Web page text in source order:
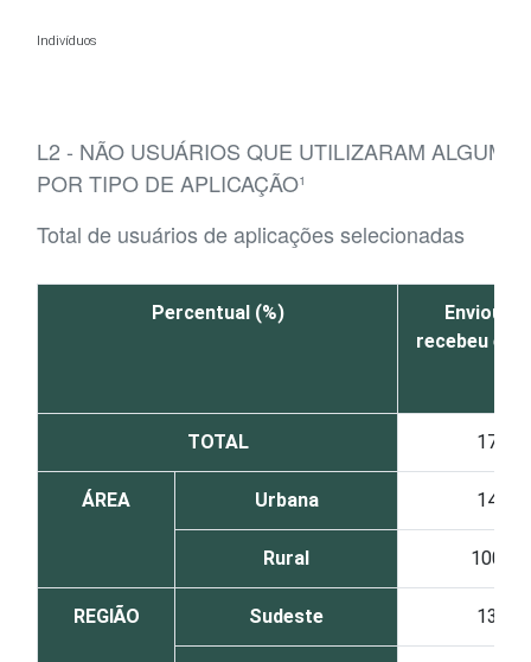
Indivíduos
L2 - NÃO USUÁRIOS QUE UTILIZARAM
POR TIPO DE APLICAÇÃO¹
Total de usuários de aplicações selecionadas
Percentual (%)
Enviou ou
recebeu e-
TOTAL 17
ÁREA Urbana 14
Rural 100
REGIÃO Sudeste 13